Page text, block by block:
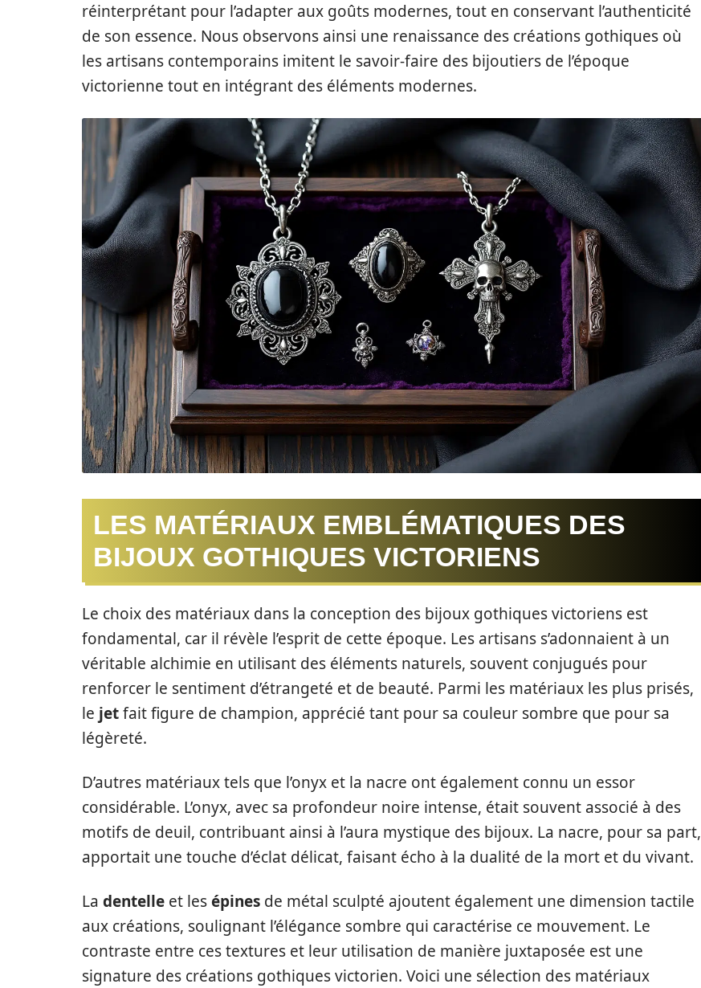
réinterprétant pour l’adapter aux goûts modernes, tout en conservant l’authenticité
de son essence. Nous observons ainsi une renaissance des créations gothiques où
les artisans contemporains imitent le savoir-faire des bijoutiers de l’époque
victorienne tout en intégrant des éléments modernes.
LES MATÉRIAUX EMBLÉMATIQUES DES
BIJOUX GOTHIQUES VICTORIENS
Le choix des matériaux dans la conception des bijoux gothiques victoriens est
fondamental, car il révèle l’esprit de cette époque. Les artisans s’adonnaient à un
véritable alchimie en utilisant des éléments naturels, souvent conjugués pour
renforcer le sentiment d’étrangeté et de beauté. Parmi les matériaux les plus prisés,
le jetfait figure de champion, apprécié tant pour sa couleur sombre que pour sa
légèreté.
D’autres matériaux tels que l’onyx et la nacre ont également connu un essor
considérable. L’onyx, avec sa profondeur noire intense, était souvent associé à des
motifs de deuil, contribuant ainsi à l’aura mystique des bijoux. La nacre, pour sa part,
apportait une touche d’éclat délicat, faisant écho à la dualité de la mort et du vivant.
La dentelle et lesépines de métal sculpté ajoutent également une dimension tactile
aux créations, soulignant l’élégance sombre qui caractérise ce mouvement. Le
contraste entre ces textures et leur utilisation de manière juxtaposée est une
signature des créations gothiques victorien. Voici une sélection des matériaux